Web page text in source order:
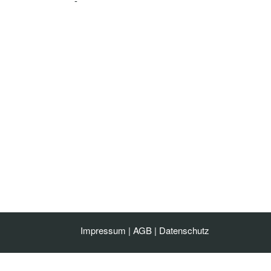
Impressum | AGB | Datenschutz